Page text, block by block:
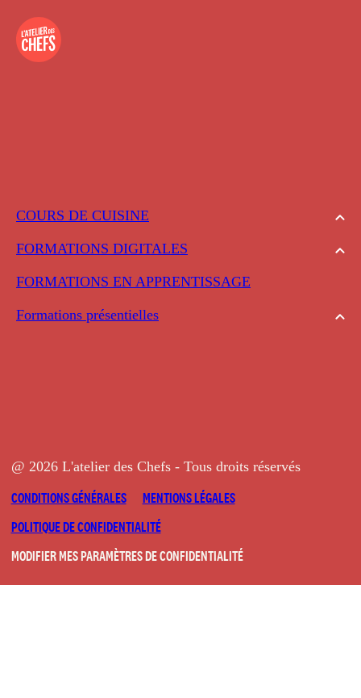
COURS DE CUISINE
FORMATIONS DIGITALES
FORMATIONS EN APPRENTISSAGE
Formations présentielles
@ 2026 L'atelier des Chefs - Tous droits réservés
CONDITIONS GÉNÉRALES
MENTIONS LÉGALES
POLITIQUE DE CONFIDENTIALITÉ
MODIFIER MES PARAMÈTRES DE CONFIDENTIALITÉ